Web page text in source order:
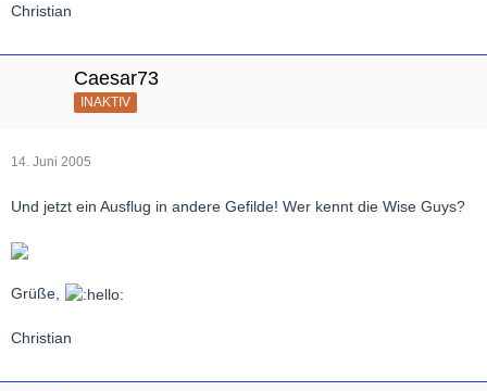
Christian
Caesar73
INAKTIV
14. Juni 2005
Und jetzt ein Ausflug in andere Gefilde! Wer kennt die Wise Guys?
Grüße,
Christian